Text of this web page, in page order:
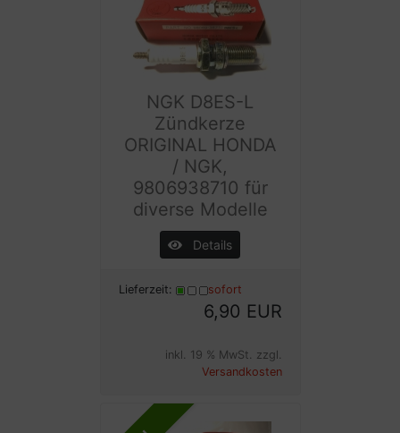
NGK D8ES-L
Zündkerze
ORIGINAL HONDA
/ NGK,
9806938710 für
diverse Modelle
Details
Lieferzeit: sofort
6,90 EUR
inkl. 19 % MwSt. zzgl.
Versandkosten